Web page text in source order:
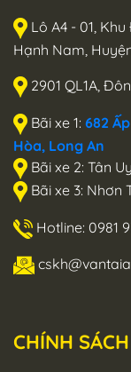
Lô A4 - 01,
Hạnh Nam,
2901 QL1A,
Bãi xe 1: 682
Hòa, Long An
Bãi xe 2: Tân
Bãi xe 3: Nhơn
Hotline: 0981
CHÍNH SÁCH